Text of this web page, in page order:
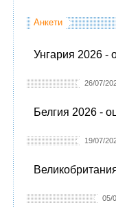
Анкети
Унгария 2026 -
26/07/
Белгия 2026 -
19/07/
05/